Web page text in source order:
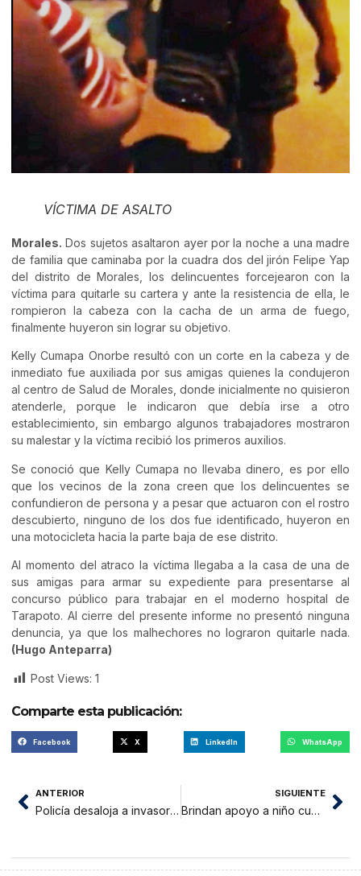
VÍCTIMA DE ASALTO
Morales. Dos sujetos asaltaron ayer por la noche a una madre
de familia que caminaba por la cuadra dos del jirón Felipe Yap
del distrito de Morales, los delincuentes forcejearon con la
víctima para quitarle su cartera y ante la resistencia de ella, le
rompieron la cabeza con la cacha de un arma de fuego,
finalmente huyeron sin lograr su objetivo.
Kelly Cumapa Onorbe resultó con un corte en la cabeza y de
inmediato fue auxiliada por sus amigas quienes la condujeron
al centro de Salud de Morales, donde inicialmente no quisieron
atenderle, porque le indicaron que debía irse a otro
establecimiento, sin embargo algunos trabajadores mostraron
su malestar y la víctima recibió los primeros auxilios.
Se conoció que Kelly Cumapa no llevaba dinero, es por ello
que los vecinos de la zona creen que los delincuentes se
confundieron de persona y a pesar que actuaron con el rostro
descubierto, ninguno de los dos fue identificado, huyeron en
una motocicleta hacia la parte baja de ese distrito.
Al momento del atraco la víctima llegaba a la casa de una de
sus amigas para armar su expediente para presentarse al
concurso público para trabajar en el moderno hospital de
Tarapoto. Al cierre del presente informe no presentó ninguna
denuncia, ya que los malhechores no lograron quitarle nada.
(Hugo Anteparra)
Post Views: 1
Comparte esta publicación:
Facebook X LinkedIn WhatsApp
ANTERIOR
Policía desaloja a invasores de terreno de la municipalidad de Lamas
SIGUIENTE
Brindan apoyo a niño cuya madre no puede dar de lactar